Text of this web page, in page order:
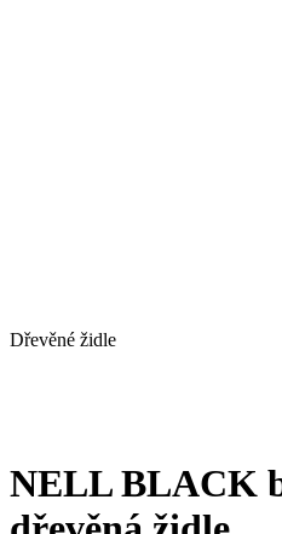
Dřevěné židle
NELL BLACK